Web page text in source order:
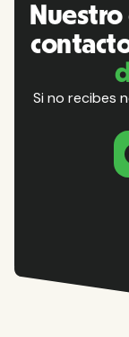
Si no recibes